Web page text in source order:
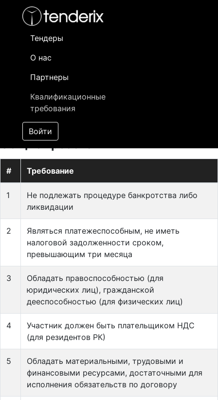
Тендеры
О нас
Партнеры
Квалификационные
требования
Войти
Квалификационные
требования
Квалификационные требования, предъявляемые к
Общие требования
# Требование
1
Не подлежать процедуре банкротства либо
ликвидации
2
Являться платежеспособным, не иметь
налоговой задолженности сроком,
превышающим три месяца
3
Обладать правоспособностью (для
юридических лиц), гражданской
дееспособностью (для физических лиц)
4
Участник должен быть плательщиком НДС
(для резидентов РК)
5
Обладать материальными, трудовыми и
финансовыми ресурсами, достаточными для
исполнения обязательств по договору